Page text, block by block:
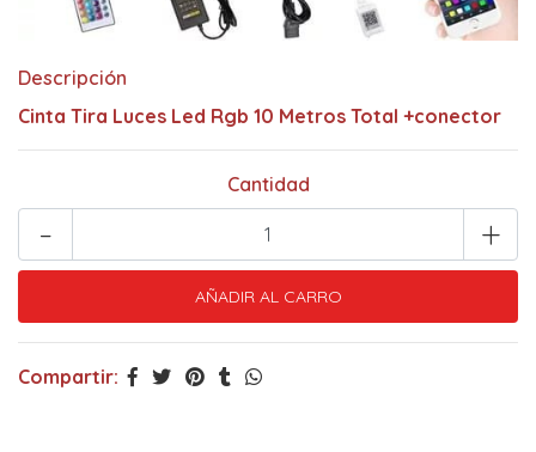
Descripción
Cinta Tira Luces Led Rgb 10 Metros Total +conector
Cantidad
+
-
Compartir: